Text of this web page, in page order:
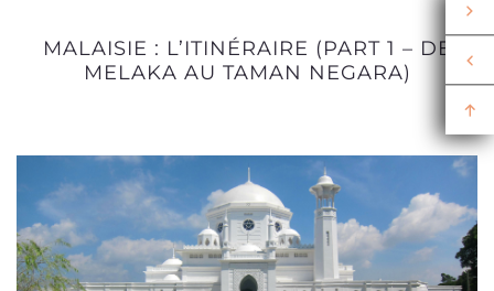
MALAISIE : L’ITINÉRAIRE (PART 1 – DE
MELAKA AU TAMAN NEGARA)